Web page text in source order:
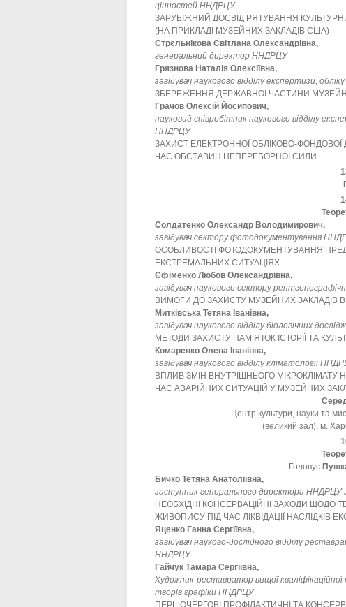
цінностей ННДРЦУ
ЗАРУБІЖНИЙ ДОСВІД РЯТУВАННЯ
(НА ПРИКЛАДІ МУЗЕЙНИХ ЗАКЛАДІВ США)
Стрєльнікова Світлана Олександрівна,
генеральний директор ННДРЦУ
Грязнова Наталія Олексіївна,
завідувач наукового відділу експертизи,
ЗБЕРЕЖЕННЯ ДЕРЖАВНОЇ ЧАСТИНИ
Грачов Олексій Йосипович,
науковий співробітник наукового відділу
ННДРЦУ
ЗАХИСТ ЕЛЕКТРОННОЇ ОБЛІКОВО-ФОНДОВОЇ
ЧАС ОБСТАВИН НЕПЕРЕБОРНОЇ СИЛИ
Солдатенко Олександр Володимирович,
завідувач сектору фотодокументування
ОСОБЛИВОСТІ ФОТОДОКУМЕНТУВАННЯ
ЕКСТРЕМАЛЬНИХ СИТУАЦІЯХ
Єфіменко Любов Олександрівна,
завідувач наукового сектору
ВИМОГИ ДО ЗАХИСТУ МУЗЕЙНИХ ЗАКЛАДІВ
Митківська Тетяна Іванівна,
завідувач наукового відділу біологічних
МЕТОДИ ЗАХИСТУ ПАМ’ЯТОК ІСТОРІЇ ТА
Комаренко Олена Іванівна,
завідувач наукового відділу кліматології
ВПЛИВ ЗМІН ВНУТРІШНЬОГО МІКРОКЛІМАТУ
ЧАС АВАРІЙНИХ СИТУАЦІЙ У МУЗЕЙНИХ
Центр культури, науки та
(великий зал), м.
Головує
Бичко Тетяна Анатоліївна,
заступник генерального директора ННДРЦУ
НЕОБХІДНІ КОНСЕРВАЦІЙНІ ЗАХОДИ ЩОДО
ЖИВОПИСУ ПІД ЧАС ЛІКВІДАЦІЇ
Яценко Ганна Сергіївна,
завідувач науково-дослідного відділу
ННДРЦУ
Гайчук Тамара Сергіївна,
Художник-реставратор вищої кваліфікаційної
творів графіки ННДРЦУ
ПЕРШОЧЕРГОВІ ПРОФІЛАКТИЧНІ ТА